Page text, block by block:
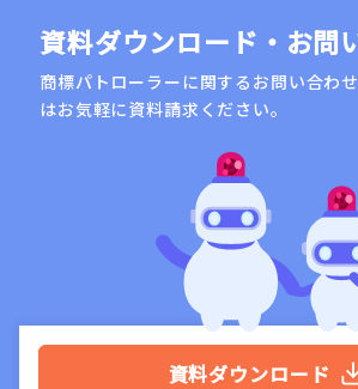
資料ダウンロード・お問
商標パトローラーに関するお問い合わ
はお気軽に資料請求ください。
資料ダウンロード